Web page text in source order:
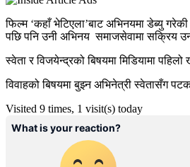
फिल्म ‘कहाँ भेटिएला’बाट अभिनयमा डेब्यु
पछि पनि उनी अभिनय समाजसेवामा सक्रिय
स्वेता र विजयेन्द्रको बिषयमा मिडियामा
विवाहको बिषयमा बुझ्न अभिनेत्री स्वेतासँग
Visited 9 times, 1 visit(s) today